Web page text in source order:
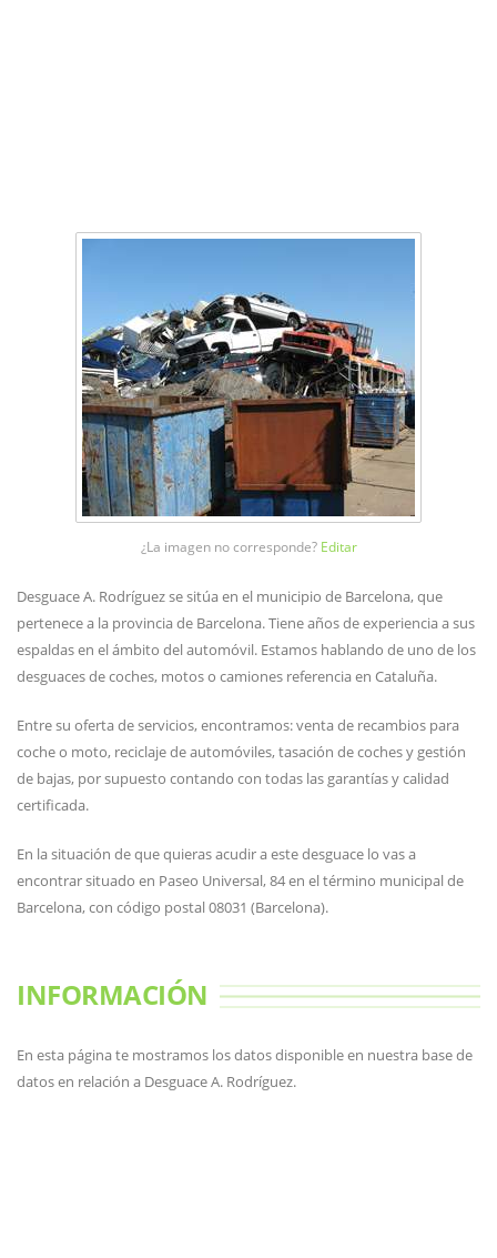
¿La imagen no corresponde? Editar
Desguace A. Rodríguez se sitúa en el municipio de Barcelona, que
pertenece a la provincia de Barcelona. Tiene años de experiencia a sus
espaldas en el ámbito del automóvil. Estamos hablando de uno de los
desguaces de coches, motos o camiones referencia en Cataluña.
Entre su oferta de servicios, encontramos: venta de recambios para
coche o moto, reciclaje de automóviles, tasación de coches y gestión
de bajas, por supuesto contando con todas las garantías y calidad
certificada.
En la situación de que quieras acudir a este desguace lo vas a
encontrar situado en Paseo Universal, 84 en el término municipal de
Barcelona, con código postal 08031 (Barcelona).
INFORMACIÓN
En esta página te mostramos los datos disponible en nuestra base de
datos en relación a Desguace A. Rodríguez.